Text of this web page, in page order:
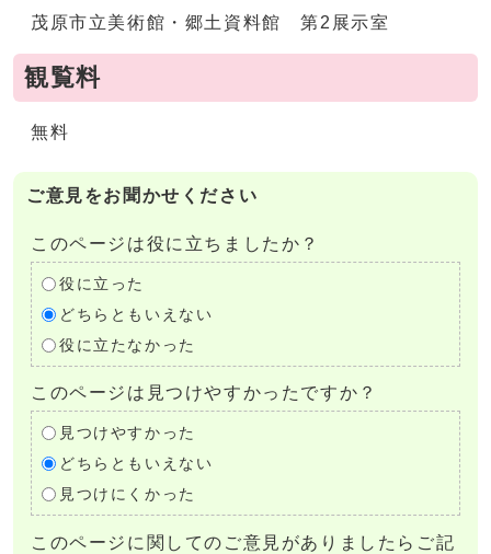
茂原市立美術館・郷土資料館 第2展示室
観覧料
無料
ご意見をお聞かせください
このページは役に立ちましたか？
役に立った
どちらともいえない
役に立たなかった
このページは見つけやすかったですか？
見つけやすかった
どちらともいえない
見つけにくかった
このページに関してのご意見がありましたらご記